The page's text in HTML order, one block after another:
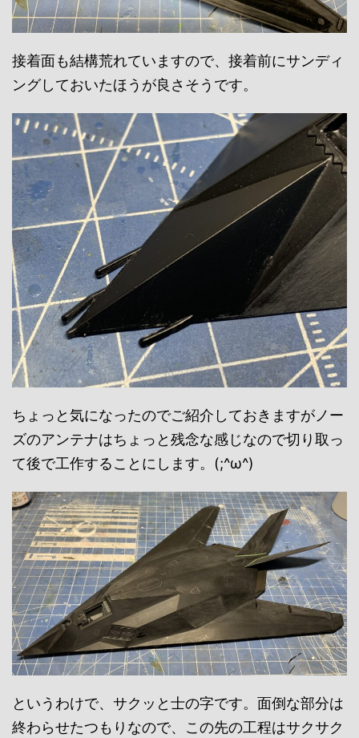
接着面も結構荒れていますので、接着前にサンディ
ングしておいたほうが良さそうです。
ちょっと気になったのでご紹介しておきますがノー
ズのアンテナはちょっと残念な感じなので切り取っ
て後で工作することにします。(;^ω^)
というわけで、サクッと士の字です。面倒な部分は
終わらせたつもりなので、この先の工程はサクサク